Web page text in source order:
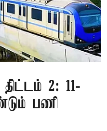
2: 11-
பணி